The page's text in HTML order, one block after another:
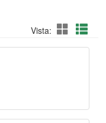
Vista: